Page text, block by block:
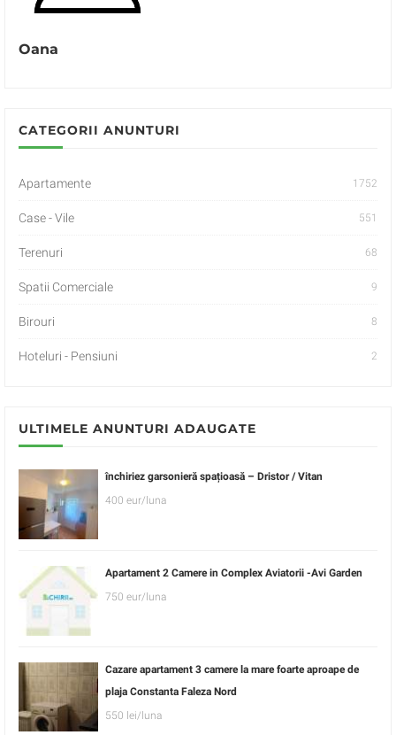
Oana
CATEGORII ANUNTURI
Apartamente 1752
Case - Vile 551
Terenuri 68
Spatii Comerciale 9
Birouri 8
Hoteluri - Pensiuni 2
ULTIMELE ANUNTURI ADAUGATE
închiriez garsonieră spațioasă – Dristor / Vitan
400 eur/luna
Apartament 2 Camere in Complex Aviatorii -Avi Garden
750 eur/luna
Cazare apartament 3 camere la mare foarte aproape de
plaja Constanta Faleza Nord
550 lei/luna